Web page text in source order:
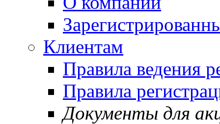
Клиентам
Правила ведения
Правила
Документы для